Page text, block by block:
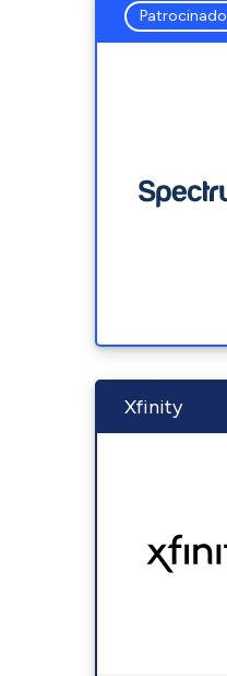
Patrocinado
Xfinity